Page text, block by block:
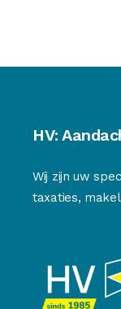
HV:
Wij zijn uw
taxaties,